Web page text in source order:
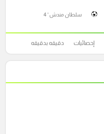
سلطان مندش ' 4
إحصائيات دقيقه بدقيقه